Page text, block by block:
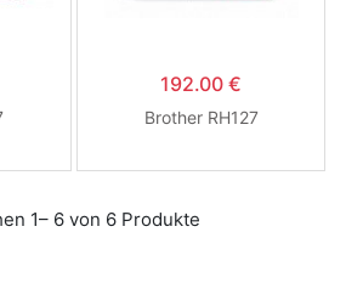
192.00 €
Brother RH127
1– 6 von 6 Produkte